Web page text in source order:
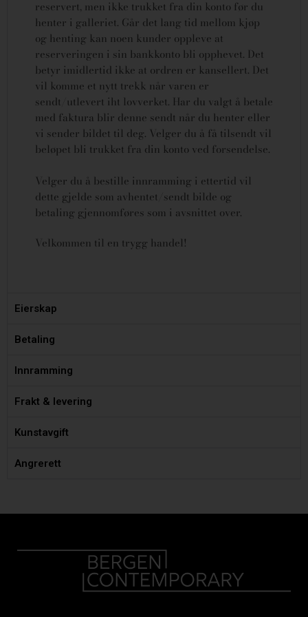
reservert, men ikke trukket fra din konto før du
henter i galleriet. Går det lang tid mellom kjøp
og henting kan noen kunder oppleve at
reserveringen i sin bankkonto bli opphevet. Det
betyr imidlertid ikke at ordren er kansellert. Det
vil komme et nytt trekk når varen er
sendt/utlevert iht lovverket. Har du valgt å betale
med faktura blir denne sendt når du henter eller
vi sender bildet til deg. Velger du å få tilsendt vil
beløpet bli trukket fra din konto ved forsendelse.
Velger du å bestille innramming i ettertid vil
dette gjelde som avhentet/sendt bilde og
betaling gjennomføres som i avsnittet over.
Velkommen til en trygg handel!
Eierskap
Betaling
Innramming
Frakt & levering
Kunstavgift
Angrerett